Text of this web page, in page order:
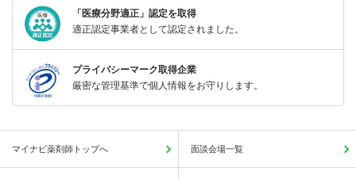
「医療分野適正」認定を取得
適正認定事業者として認定されました。
プライバシーマーク取得企業
厳密な管理基準で個人情報をお守りします。
マイナビ薬剤師トップへ 面談会場一覧